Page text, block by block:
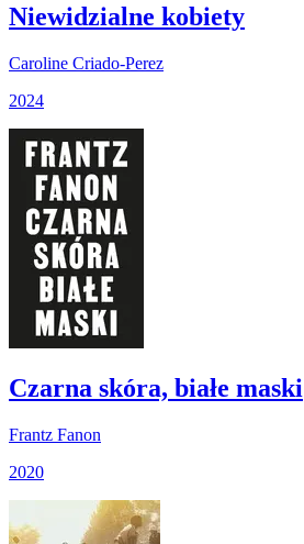
Niewidzialne kobiety
Caroline Criado-Perez
2024
Czarna skóra, białe maski
Frantz Fanon
2020